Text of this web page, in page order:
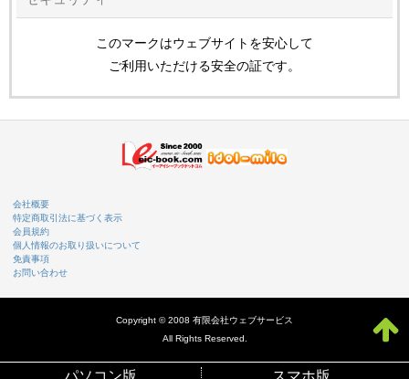
このマークはウェブサイトを安心して
ご利用いただける安全の証です。
会社概要
特定商取引法に基づく表示
会員規約
個人情報のお取り扱いについて
免責事項
お問い合わせ
Copyright © 2008 有限会社ウェブサービス
All Rights Reserved.
パソコン版 スマホ版